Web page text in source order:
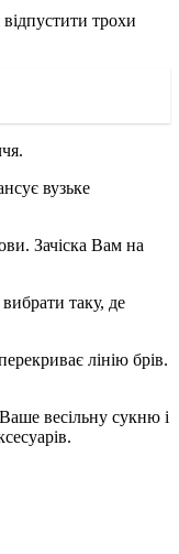
трохи
вузьке
Зачіска Вам на
таку, де
лінію брів.
весільну сукню і